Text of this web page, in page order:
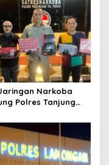
Narkoba
Polres Tanjung